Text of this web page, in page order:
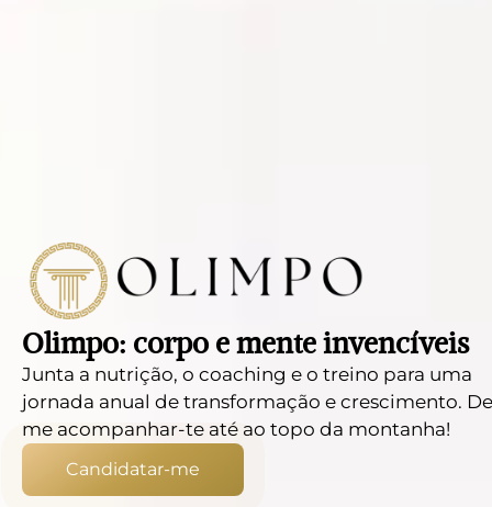
Olimpo: corpo e mente invencíveis
Candidatar-me
Junta a nutrição, o coaching e o treino para uma
jornada anual de transformação e crescimento.
me acompanhar-te até ao topo da montanha!